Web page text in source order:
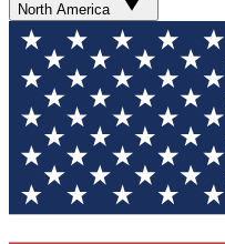
North America